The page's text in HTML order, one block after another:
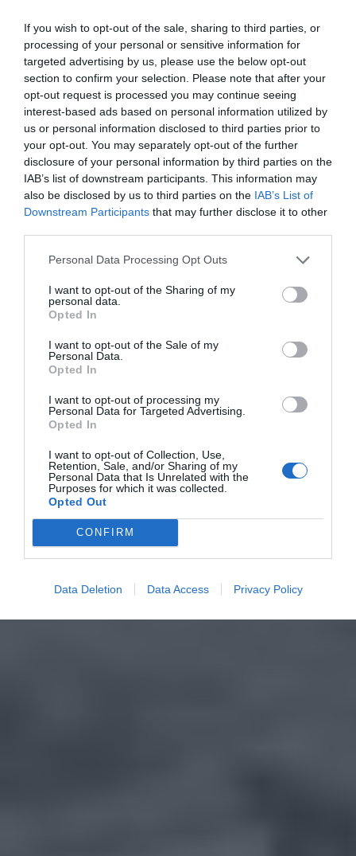
If you wish to opt-out of the sale, sharing to third parties, or
processing of your personal or sensitive information for
targeted advertising by us, please use the below opt-out
section to confirm your selection. Please note that after your
opt-out request is processed you may continue seeing
interest-based ads based on personal information utilized by
us or personal information disclosed to third parties prior to
your opt-out. You may separately opt-out of the further
disclosure of your personal information by third parties on the
IAB’s list of downstream participants. This information may
also be disclosed by us to third parties on the IAB’s List of
Downstream Participants that may further disclose it to other
Personal Data Processing Opt Outs
I want to opt-out of the Sharing of my
personal data.
Opted In
I want to opt-out of the Sale of my
Personal Data.
Opted In
I want to opt-out of processing my
Personal Data for Targeted Advertising.
Opted In
I want to opt-out of Collection, Use,
Retention, Sale, and/or Sharing of my
Personal Data that Is Unrelated with the
Purposes for which it was collected.
Opted Out
CONFIRM
Data Deletion Data Access Privacy Policy